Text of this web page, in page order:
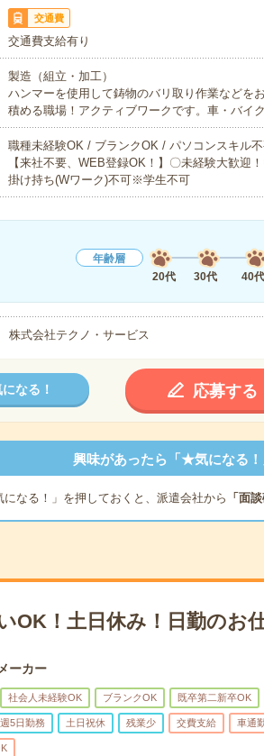
交通費
交通費支給有り
製造（組立・加工）
ハンマーを使用して鋳物のバリ取り作業などを
積める職場！アクティブワークです。車・バイ
職種未経験OK / ブランクOK / パソコンスキル
【来社不要、WEB登録OK！】〇未経験大歓
掛け持ち(Wワーク)不可※学生不可
年齢層
20代
30代 40代
株式会社テクノ・サービス
なる！ 応募する
興味があったら「★気になる！
になる！」を押しておくと、派遣会社から 「面
OK！土日休み！日勤のお
ーカー
社会人未経験OK ブランクOK 既卒第二新卒OK
週5日勤務 土日祝休 残業少 交費支給 車通